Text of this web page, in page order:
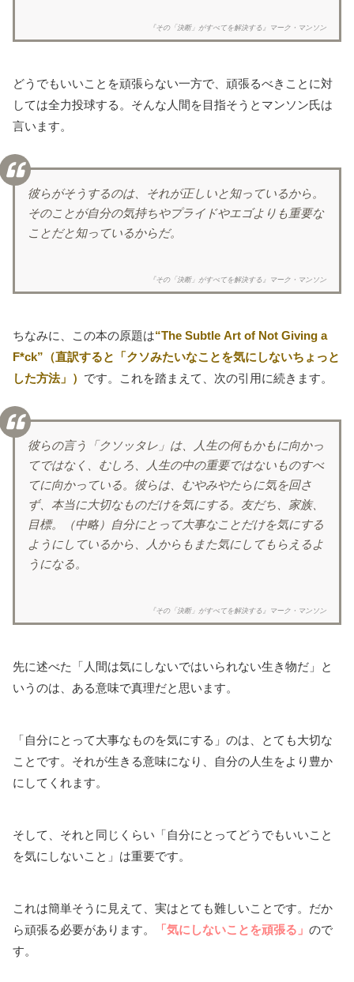
『その「決断」がすべてを解決する』マーク・マンソン
どうでもいいことを頑張らない一方で、頑張るべきことに対
しては全力投球する。そんな人間を目指そうとマンソン氏は
言います。
彼らがそうするのは、それが正しいと知っているから。
そのことが自分の気持ちやプライドやエゴよりも重要な
ことだと知っているからだ。
『その「決断」がすべてを解決する』マーク・マンソン
ちなみに、この本の原題は“The Subtle Art of Not Giving a
F*ck”（直訳すると「クソみたいなことを気にしないちょっと
した方法」） です。これを踏まえて、次の引用に続きます。
彼らの言う「クソッタレ」は、人生の何もかもに向かっ
てではなく、むしろ、人生の中の重要ではないものすべ
てに向かっている。彼らは、むやみやたらに気を回さ
ず、本当に大切なものだけを気にする。友だち、家族、
目標。（中略）自分にとって大事なことだけを気にする
ようにしているから、人からもまた気にしてもらえるよ
うになる。
『その「決断」がすべてを解決する』マーク・マンソン
先に述べた「人間は気にしないではいられない生き物だ」と
いうのは、ある意味で真理だと思います。
「自分にとって大事なものを気にする」のは、とても大切な
ことです。それが生きる意味になり、自分の人生をより豊か
にしてくれます。
そして、それと同じくらい「自分にとってどうでもいいこと
を気にしないこと」は重要です。
これは簡単そうに見えて、実はとても難しいことです。だか
ら頑張る必要があります。
「気にしないことを頑張る」 ので
す。